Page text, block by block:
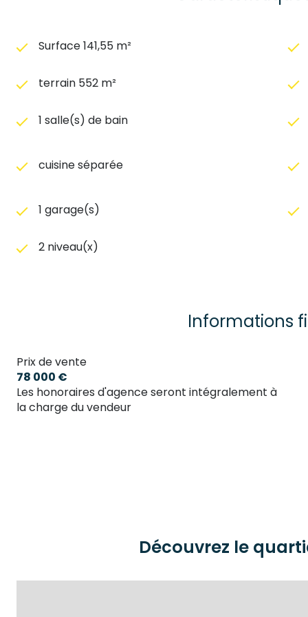
Surface 141,55 m²
terrain 552 m²
1 salle(s) de bain
cuisine séparée
1 garage(s)
2 niveau(x)
Informations
Prix de vente
78 000 €
Les honoraires d'agence seront intégralement à
la charge du vendeur
Découvrez le